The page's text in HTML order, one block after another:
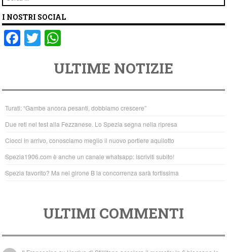
I NOSTRI SOCIAL
F
a
e
b
o
o
k
T
wi
er
at
s
A
p
p
ULTIME NOTIZIE
Turati: “Gambe ancora pesanti, dobbiamo crescere”
Due reti nel test alla Fezzanese. Lo Spezia segna nella ripresa
Ciocci in arrivo, conosciamo meglio il nuovo portiere aquilotto
Spezia1906.com è anche un canale whatsapp: iscriviti subito!
Spezia favorito? Ma nel girone B la concorrenza sarà fortissima
ULTIMI COMMENTI